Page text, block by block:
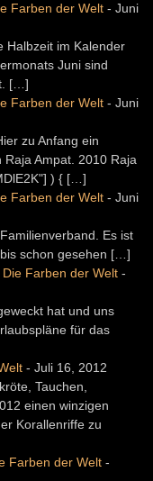
Farben der Welt - Juni
Halbzeit im Kalender
Juni sind
[…]
Farben der Welt - Juni
zu Anfang ein
Ampat. 2010 Raja
) { […]
Farben der Welt - Juni
Es ist
schon gesehen […]
Farben der Welt -
hat und uns
für das
- Juli 16, 2012
Tauchen,
einen winzigen
Korallenriffe zu
Farben der Welt -